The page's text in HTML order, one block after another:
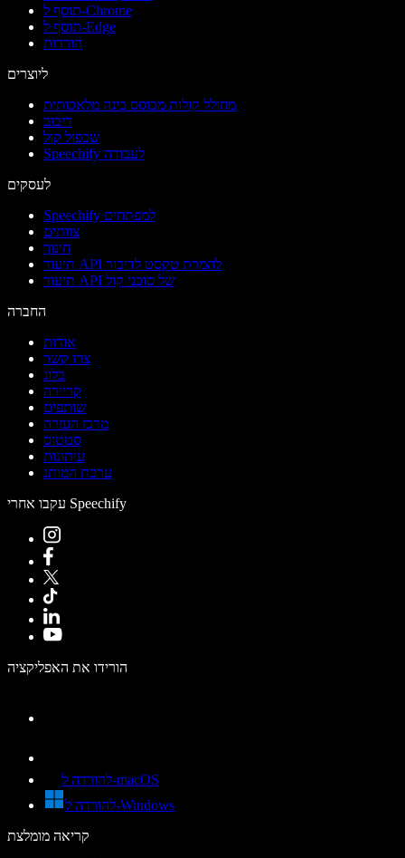
תוסף ל-Chrome
תוסף ל-Edge
הורדות
ליוצרים
מחולל קולות מבוסס בינה מלאכותית
דיבוב
שכפול קול
Speechify לעבודה
לעסקים
Speechify למפתחים
צוותים
חינוך
תיעוד API להמרת טקסט לדיבור
תיעוד API של סוכני קול
החברה
אודות
צרו קשר
בלוג
קריירה
שותפים
מרכז העזרה
סטטוס
עיתונות
ערכת המותג
עקבו אחרי Speechify
הורידו את האפליקציה
להורדה ל-macOS
להורדה ל-Windows
קריאה מומלצת